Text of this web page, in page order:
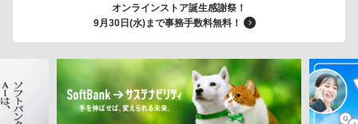
オンラインストア誕生感謝祭！
9月30日(水)まで事務手数料無料！